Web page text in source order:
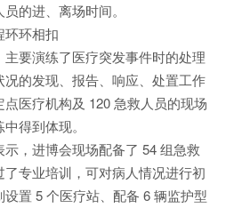
的进、离场时间。
环环相扣
要演练了医疗突发事件时的处理
的发现、报告、响应、处置工作
医疗机构及 120 急救人员的现场
得到体现。
，进博会现场配备了 54 组急救
专业培训，可对病人情况进行初
置 5 个医疗站、配备 6 辆监护型